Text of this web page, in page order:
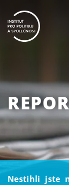
Nestihli jste